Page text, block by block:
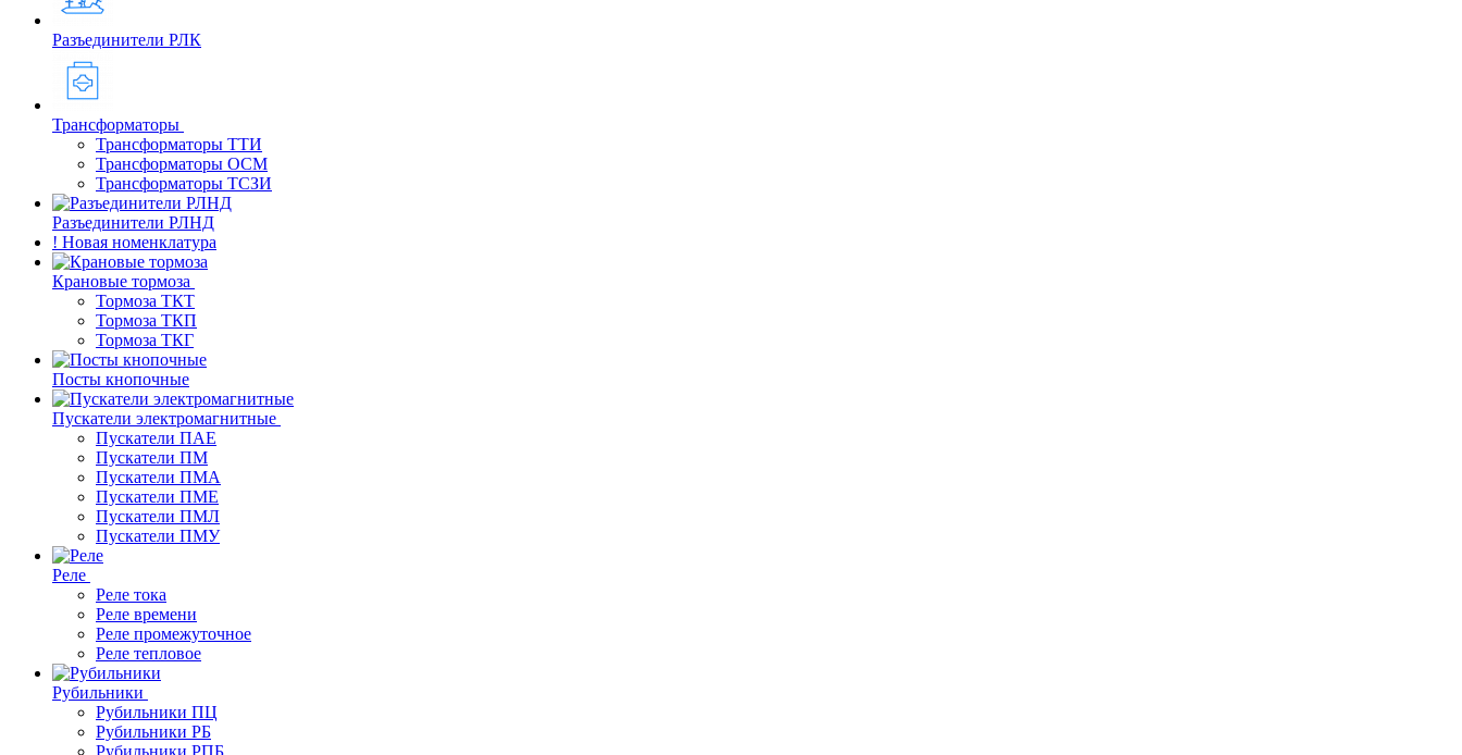
Разъединители РЛК
Трансформаторы
Трансформаторы ТТИ
Трансформаторы ОСМ
Трансформаторы ТСЗИ
Разъединители РЛНД
! Новая номенклатура
Крановые тормоза
Тормоза ТКТ
Тормоза ТКП
Тормоза ТКГ
Посты кнопочные
Пускатели электромагнитные
Пускатели ПАЕ
Пускатели ПМ
Пускатели ПМА
Пускатели ПМЕ
Пускатели ПМЛ
Пускатели ПМУ
Реле
Реле тока
Реле времени
Реле промежуточное
Реле тепловое
Рубильники
Рубильники ПЦ
Рубильники РБ
Рубильники РПБ